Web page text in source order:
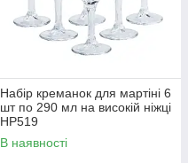
Набір креманок для мартіні 6
шт по 290 мл на високій ніжці
HP519
В наявності